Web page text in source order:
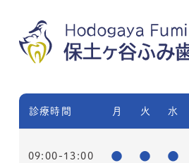
診療時間 月 火 水
09:00-13:00 ● ● ●